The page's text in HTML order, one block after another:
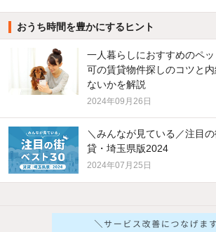
おうち時間を豊かにするヒント
一人暮らしにおすすめのペ
可の賃貸物件探しのコツと
ないかを解説
2024年09月26日
＼みんなが見ている／注目
貸・埼玉県版2024
2024年07月25日